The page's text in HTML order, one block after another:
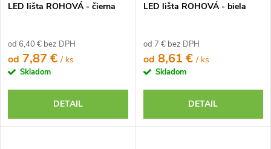
LED lišta ROHOVÁ - čierna
od 6,40 € bez DPH
od 7,87 €/ ks
Skladom
DETAIL
LED lišta ROHOVÁ - biela
od 7 € bez DPH
od 8,61 €/ ks
Skladom
DETAIL